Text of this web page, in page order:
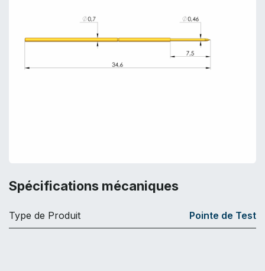
Spécifications mécaniques
Type de Produit Pointe de Test